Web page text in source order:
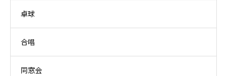
卓球
合唱
同窓会